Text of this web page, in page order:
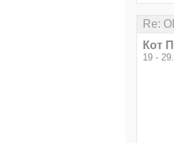
Re:
Кот
19 -